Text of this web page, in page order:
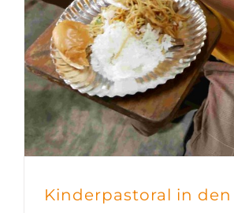
Kinderpastoral in den